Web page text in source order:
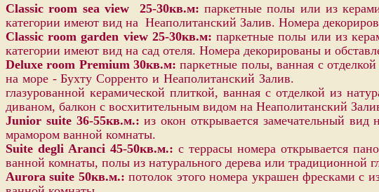
Classic room sea view 25-30кв.м: паркетные полы или из
категории имеют вид на Неаполитанский Залив. Номера
Classic room garden view 25-30кв.м: паркетные полы или из
категории имеют вид на сад отеля. Номера декорированы и
Deluxe room Premium 30кв.м: паркетные полы, ванная с
на море - Бухту Сорренто и
глазурованной керамической плиткой, ванная с отделкой из
диваном, балкон с восхитительным видом на Неаполитанский
Junior suite 36-55кв.м.: из окон открывается замечательный
мрамором ванной комнаты.
Suite degli Aranci 45-50кв.м.: с террасы номера открывается
ванной комнаты, полы из натурального дерева или традиционной
Aurora suite 50кв.м.: потолок этого номера украшен фресками с